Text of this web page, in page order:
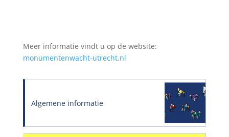
Meer informatie vindt u op de website:
monumentenwacht-utrecht.nl
Algemene informatie